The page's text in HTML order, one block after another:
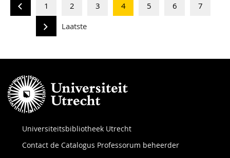
1 2 3 4 5 6
7
Laatste
Universiteitsbibliotheek Utrecht
Contact de Catalogus Professorum beheerder